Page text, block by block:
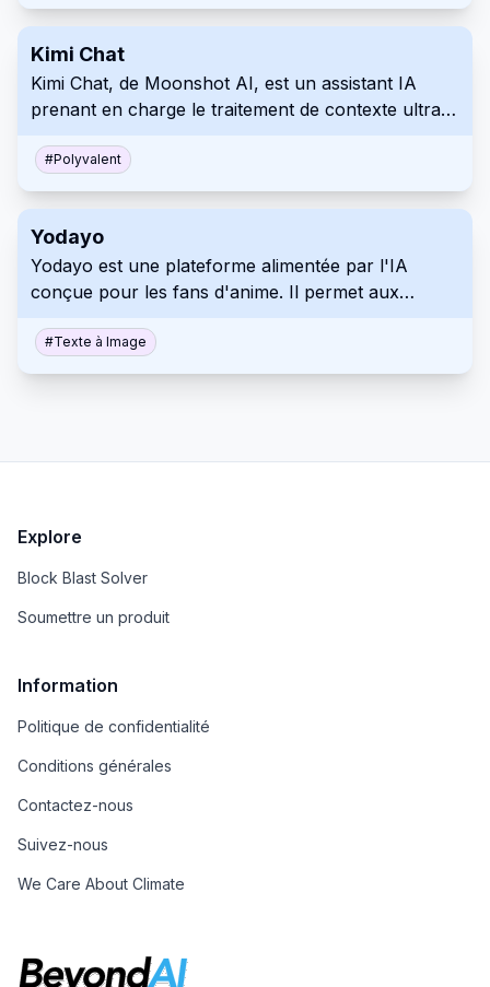
Kimi Chat
Kimi Chat, de Moonshot AI, est un assistant IA
prenant en charge le traitement de contexte ultra-
navigation web et la synchronisation
multiplateforme.
#Polyvalent
Yodayo
Yodayo est une plateforme alimentée par l'IA
conçue pour les fans d'anime. Il permet aux
personnages et de se connecter au sein d'une
communauté dynamique.
#Texte à Image
Explore
Block Blast Solver
Soumettre un produit
Information
Politique de confidentialité
Conditions générales
Contactez-nous
Suivez-nous
We Care About Climate